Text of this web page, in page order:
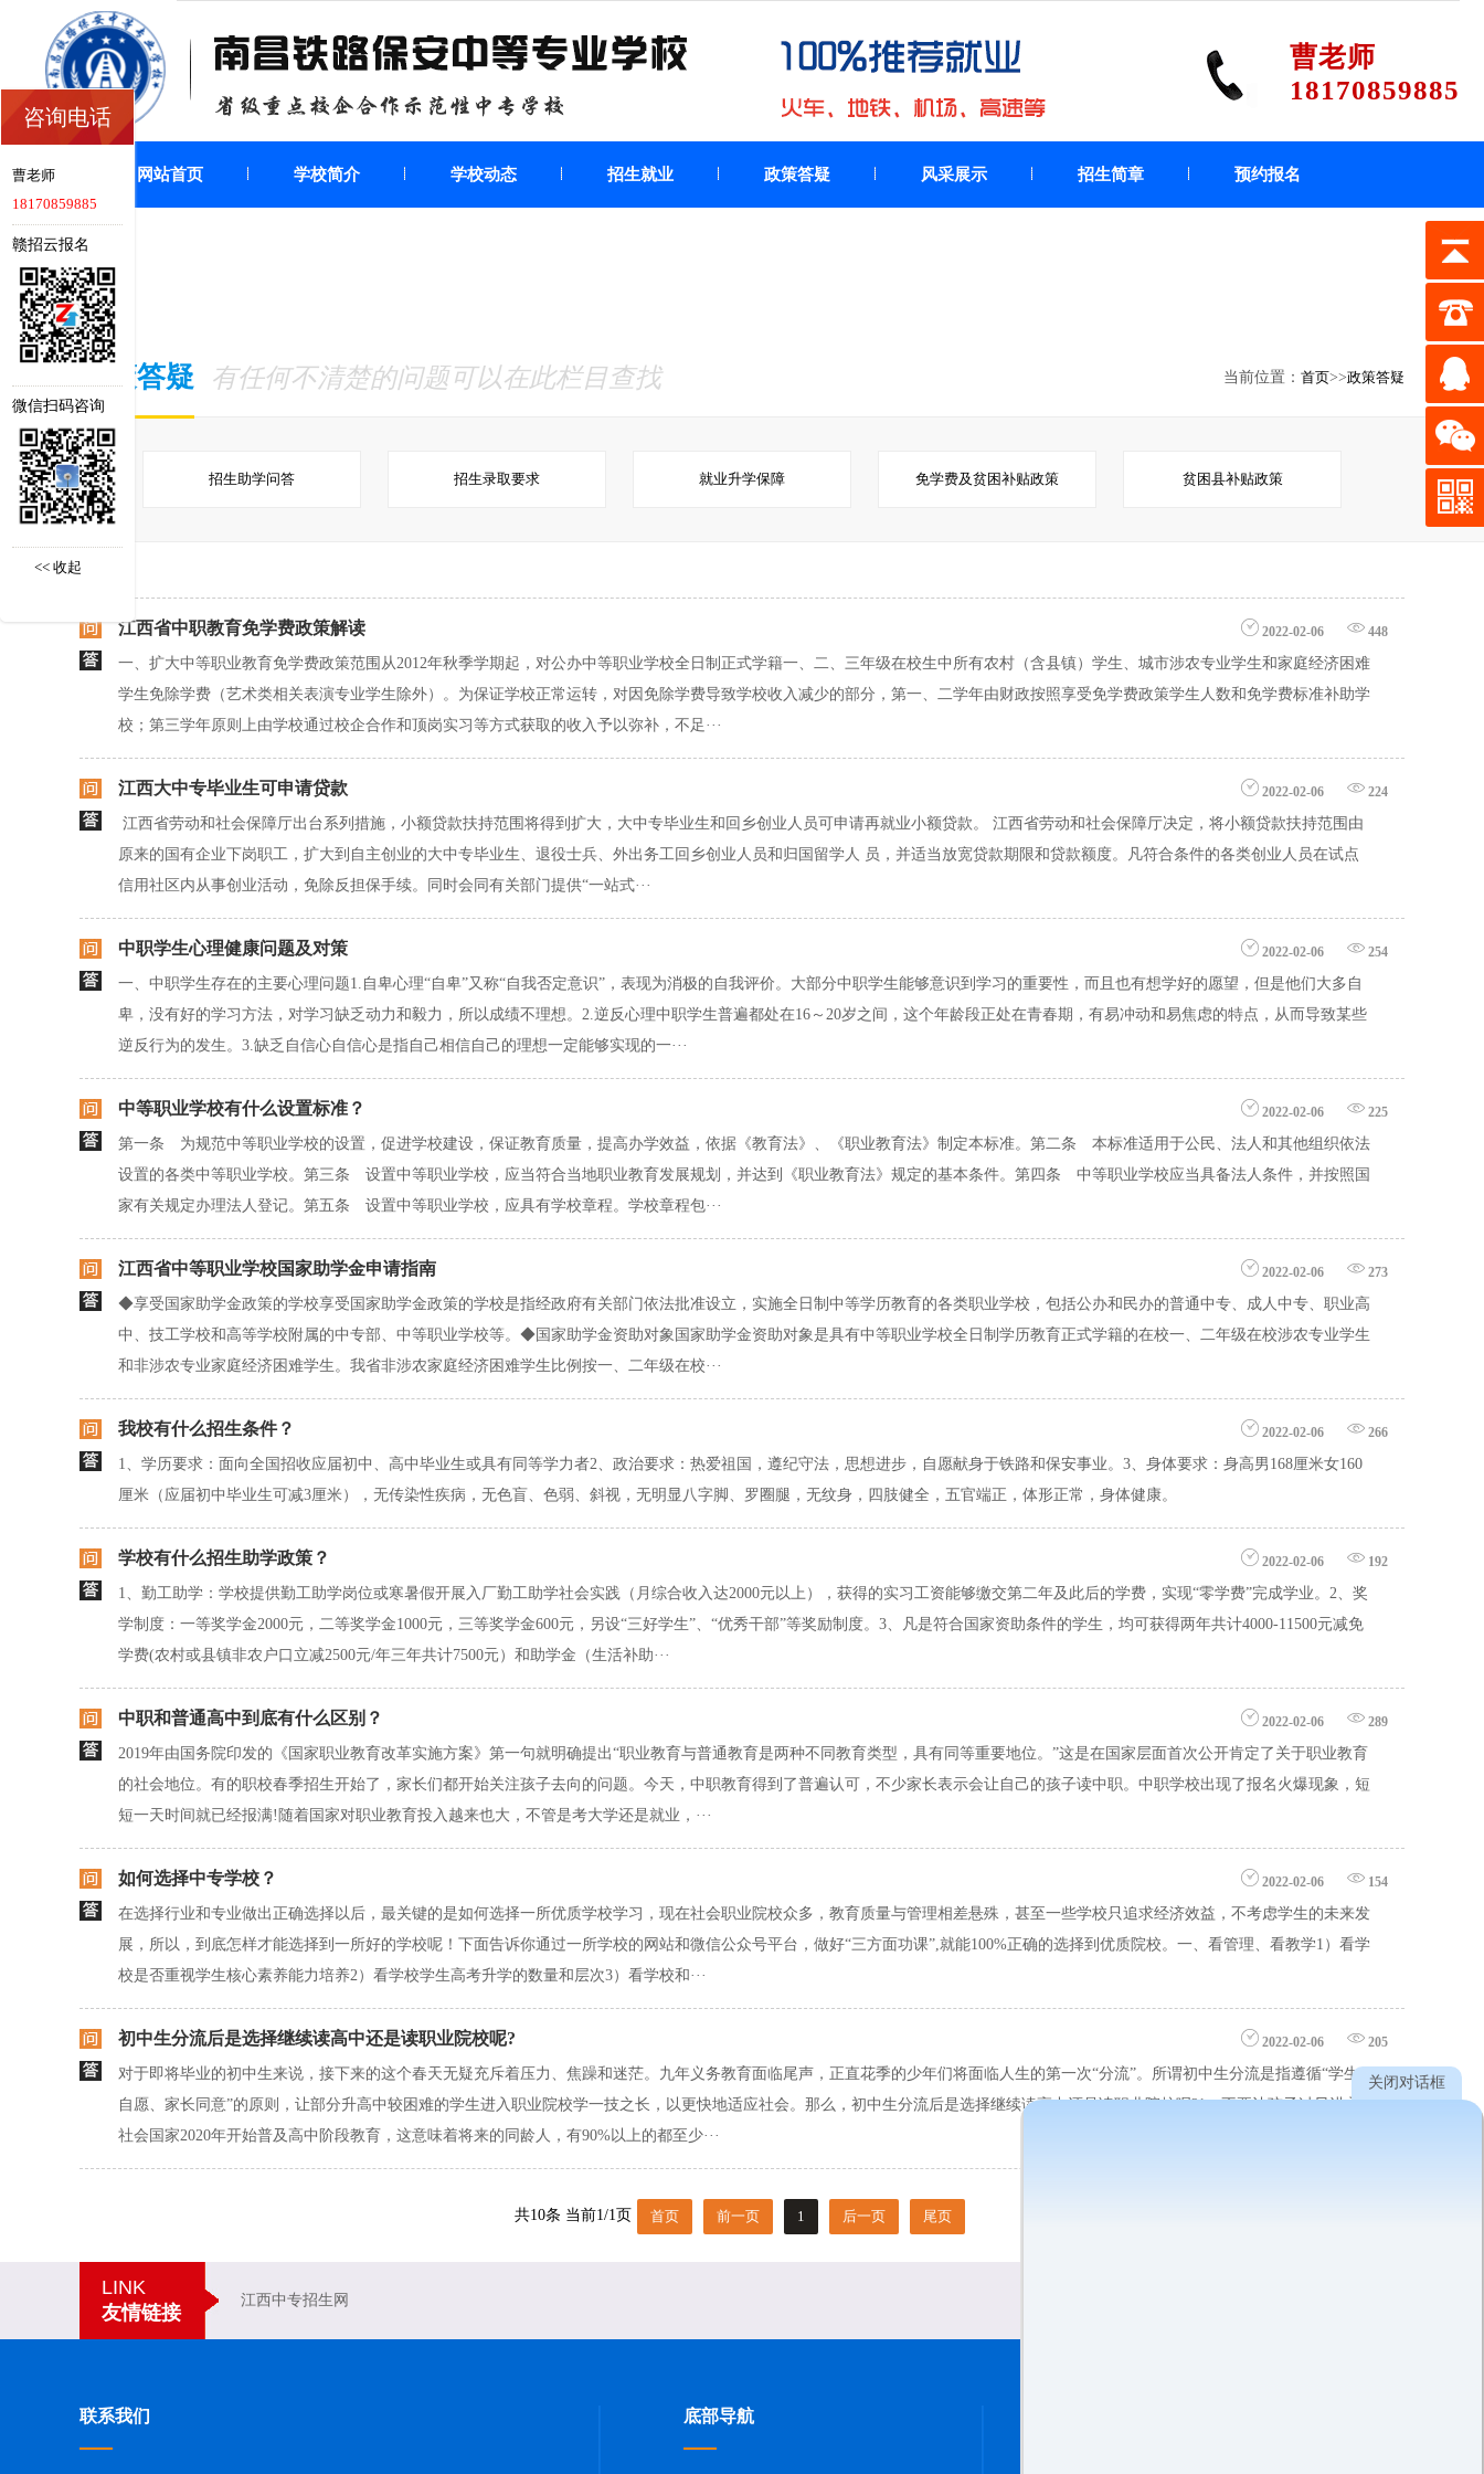
曹老师
18170859885
网站首页 学校简介 学校动态 招生就业 政策答疑 风采展示 招生简章 预约报名
政策答疑 有任何不清楚的问题可以在此栏目查找 当前位置： 首页>>政策答疑
招生助学问答 招生录取要求 就业升学保障 免学费及贫困补贴政策 贫困县补贴政策
江西省中职教育免学费政策解读 2022-02-06 448
一、扩大中等职业教育免学费政策范围从2012年秋季学期起，对公办中等职业学校全日制正式学籍一、二、三年级在校生中所有农村（含县镇）学生、城市涉农专业学生和家庭经济困难
学生免除学费（艺术类相关表演专业学生除外）。为保证学校正常运转，对因免除学费导致学校收入减少的部分，第一、二学年由财政按照享受免学费政策学生人数和免学费标准补助学
校；第三学年原则上由学校通过校企合作和顶岗实习等方式获取的收入予以弥补，不足···
江西大中专毕业生可申请贷款 2022-02-06 224
江西省劳动和社会保障厅出台系列措施，小额贷款扶持范围将得到扩大，大中专毕业生和回乡创业人员可申请再就业小额贷款。 江西省劳动和社会保障厅决定，将小额贷款扶持范围由
原来的国有企业下岗职工，扩大到自主创业的大中专毕业生、退役士兵、外出务工回乡创业人员和归国留学人 员，并适当放宽贷款期限和贷款额度。凡符合条件的各类创业人员在试点
信用社区内从事创业活动，免除反担保手续。同时会同有关部门提供“一站式···
中职学生心理健康问题及对策 2022-02-06 254
一、中职学生存在的主要心理问题1.自卑心理“自卑”又称“自我否定意识”，表现为消极的自我评价。大部分中职学生能够意识到学习的重要性，而且也有想学好的愿望，但是他们大多自
卑，没有好的学习方法，对学习缺乏动力和毅力，所以成绩不理想。2.逆反心理中职学生普遍都处在16～20岁之间，这个年龄段正处在青春期，有易冲动和易焦虑的特点，从而导致某些
逆反行为的发生。3.缺乏自信心自信心是指自己相信自己的理想一定能够实现的一···
中等职业学校有什么设置标准？ 2022-02-06 225
第一条 为规范中等职业学校的设置，促进学校建设，保证教育质量，提高办学效益，依据《教育法》、《职业教育法》制定本标准。第二条 本标准适用于公民、法人和其他组织依法
设置的各类中等职业学校。第三条 设置中等职业学校，应当符合当地职业教育发展规划，并达到《职业教育法》规定的基本条件。第四条 中等职业学校应当具备法人条件，并按照国
家有关规定办理法人登记。第五条 设置中等职业学校，应具有学校章程。学校章程包···
江西省中等职业学校国家助学金申请指南 2022-02-06 273
◆享受国家助学金政策的学校享受国家助学金政策的学校是指经政府有关部门依法批准设立，实施全日制中等学历教育的各类职业学校，包括公办和民办的普通中专、成人中专、职业高
中、技工学校和高等学校附属的中专部、中等职业学校等。◆国家助学金资助对象国家助学金资助对象是具有中等职业学校全日制学历教育正式学籍的在校一、二年级在校涉农专业学生
和非涉农专业家庭经济困难学生。我省非涉农家庭经济困难学生比例按一、二年级在校···
我校有什么招生条件？ 2022-02-06 266
1、学历要求：面向全国招收应届初中、高中毕业生或具有同等学力者2、政治要求：热爱祖国，遵纪守法，思想进步，自愿献身于铁路和保安事业。3、身体要求：身高男168厘米女160
厘米（应届初中毕业生可减3厘米），无传染性疾病，无色盲、色弱、斜视，无明显八字脚、罗圈腿，无纹身，四肢健全，五官端正，体形正常，身体健康。
学校有什么招生助学政策？ 2022-02-06 192
1、勤工助学：学校提供勤工助学岗位或寒暑假开展入厂勤工助学社会实践（月综合收入达2000元以上），获得的实习工资能够缴交第二年及此后的学费，实现“零学费”完成学业。2、奖
学制度：一等奖学金2000元，二等奖学金1000元，三等奖学金600元，另设“三好学生”、“优秀干部”等奖励制度。3、凡是符合国家资助条件的学生，均可获得两年共计4000-11500元减免
学费(农村或县镇非农户口立减2500元/年三年共计7500元）和助学金（生活补助···
中职和普通高中到底有什么区别？ 2022-02-06 289
2019年由国务院印发的《国家职业教育改革实施方案》第一句就明确提出“职业教育与普通教育是两种不同教育类型，具有同等重要地位。”这是在国家层面首次公开肯定了关于职业教育
的社会地位。有的职校春季招生开始了，家长们都开始关注孩子去向的问题。今天，中职教育得到了普遍认可，不少家长表示会让自己的孩子读中职。中职学校出现了报名火爆现象，短
短一天时间就已经报满!随着国家对职业教育投入越来也大，不管是考大学还是就业，···
如何选择中专学校？ 2022-02-06 154
在选择行业和专业做出正确选择以后，最关键的是如何选择一所优质学校学习，现在社会职业院校众多，教育质量与管理相差悬殊，甚至一些学校只追求经济效益，不考虑学生的未来发
展，所以，到底怎样才能选择到一所好的学校呢！下面告诉你通过一所学校的网站和微信公众号平台，做好“三方面功课”,就能100%正确的选择到优质院校。一、看管理、看教学1）看学
校是否重视学生核心素养能力培养2）看学校学生高考升学的数量和层次3）看学校和···
初中生分流后是选择继续读高中还是读职业院校呢? 2022-02-06 205
对于即将毕业的初中生来说，接下来的这个春天无疑充斥着压力、焦躁和迷茫。九年义务教育面临尾声，正直花季的少年们将面临人生的第一次“分流”。所谓初中生分流是指遵循“学生
自愿、家长同意”的原则，让部分升高中较困难的学生进入职业院校学一技之长，以更快地适应社会。那么，初中生分流后是选择继续读高中还是读职业院校呢?1、不要让孩子过早进入
社会国家2020年开始普及高中阶段教育，这意味着将来的同龄人，有90%以上的都至少···
共10条 当前1/1页 首页 前一页 1 后一页 尾页
LINK
友情链接
江西中专招生网
联系我们 底部导航
咨询电话
曹老师
18170859885
赣招云报名
微信扫码咨询
<< 收起
关闭对话框